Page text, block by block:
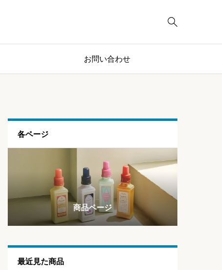

お問い合わせ
各ページ
ランキング
商品ページ
ブログページ
最近見た商品